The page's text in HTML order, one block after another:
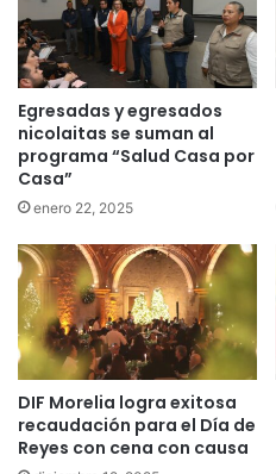
Egresadas y egresados
nicolaitas se suman al
programa “Salud Casa por
Casa”
enero 22, 2025
DIF Morelia logra exitosa
recaudación para el Día de
Reyes con cena con causa